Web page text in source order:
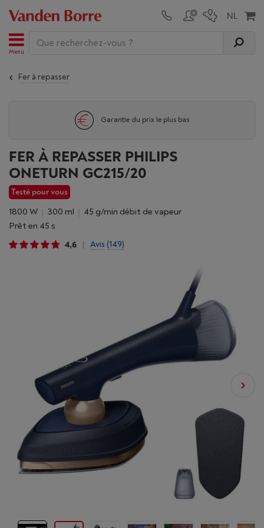
Menu
Fer à repasser
Garantie du prix le plus bas
FER À REPASSER PHILIPS
ONETURN GC215/20
Testé pour vous
1800 W 300 ml
45 g/min débit de vapeur
Prêt en 45 s
4,6
Avis (149)